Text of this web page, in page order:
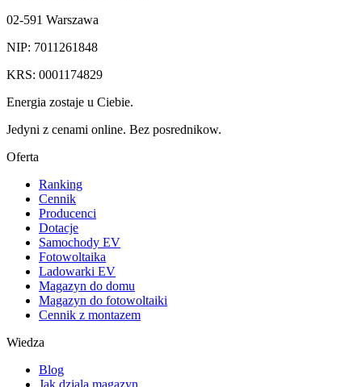
02-591 Warszawa
NIP: 7011261848
KRS: 0001174829
Energia zostaje u Ciebie.
Jedyni z cenami online. Bez posrednikow.
Oferta
Ranking
Cennik
Producenci
Dotacje
Samochody EV
Fotowoltaika
Ladowarki EV
Magazyn do domu
Magazyn do fotowoltaiki
Cennik z montazem
Wiedza
Blog
Jak dziala magazyn